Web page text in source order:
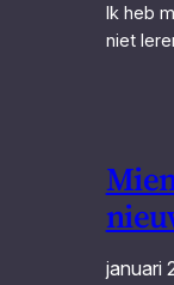
Ik heb
niet
januari